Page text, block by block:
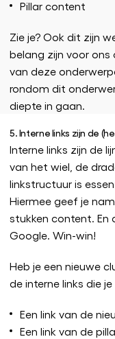
Pillar content
Zie je? Ook dit zijn
belang zijn voor ons
van deze
rondom dit
diepte in gaan.
5. Interne links zijn de
Interne links zijn de
van het wiel, de
linkstructuur is
Hiermee geef je
stukken content. En
Google. Win-win!
Heb je een nieuwe
de interne links die
Een link van de
Een link van de